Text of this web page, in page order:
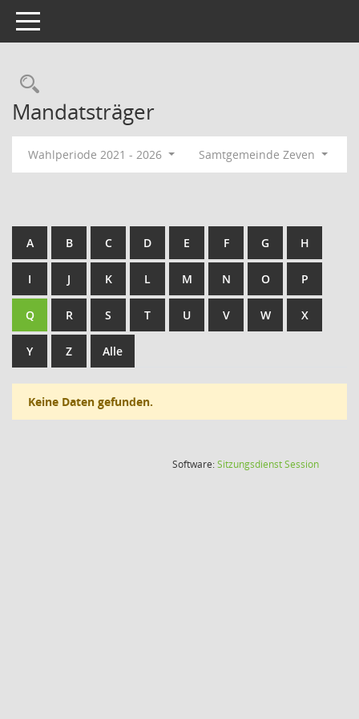
Toggle navigation
Rechercheauswahl
Mandatsträger
Wahlperiode 2021 - 2026 Samtgemeinde Zeven
A B C D E F G H
I J K L M N O P
Q R S T U V W X
Y Z Alle
Keine Daten gefunden.
Software:SitzungsdienstSession(Wird in